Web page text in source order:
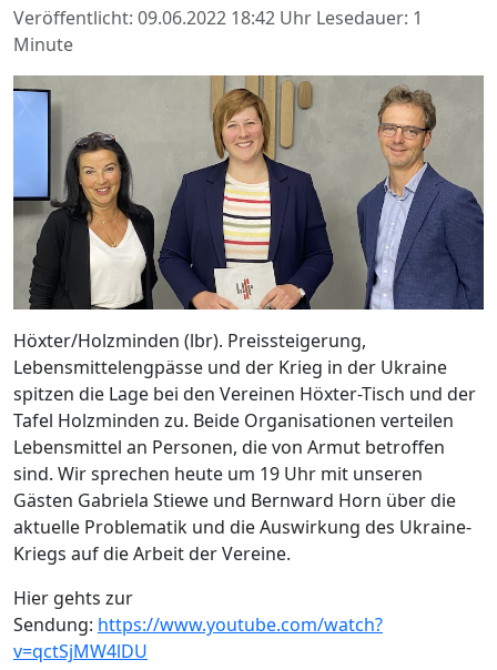
Veröffentlicht: 09.06.2022 18:42 Uhr Lesedauer: 1
Minute
Höxter/Holzminden (lbr). Preissteigerung,
Lebensmittelengpässe und der Krieg in der Ukraine
spitzen die Lage bei den Vereinen Höxter-Tisch und der
Tafel Holzminden zu. Beide Organisationen verteilen
Lebensmittel an Personen, die von Armut betroffen
sind. Wir sprechen heute um 19 Uhr mit unseren
Gästen Gabriela Stiewe und Bernward Horn über die
aktuelle Problematik und die Auswirkung des Ukraine-
Kriegs auf die Arbeit der Vereine.
Hier gehts zur
Sendung: https://www.youtube.com/watch?
v=qctSjMW4lDU